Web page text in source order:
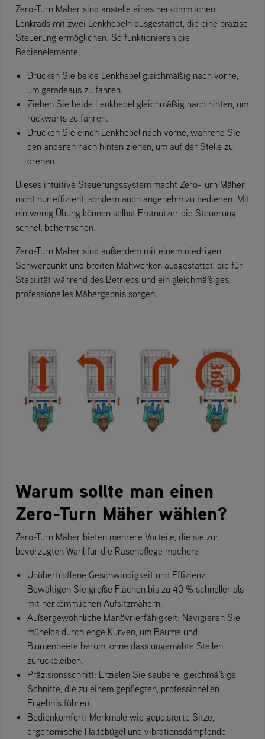
Zero-Turn Mäher sind anstelle eines herkömmlichen
Lenkrads mit zwei Lenkhebeln ausgestattet, die eine präzise
Steuerung ermöglichen. So funktionieren die
Bedienelemente:
Drücken Sie beide Lenkhebel gleichmäßig nach vorne,
um geradeaus zu fahren.
Ziehen Sie beide Lenkhebel gleichmäßig nach hinten, um
rückwärts zu fahren.
Drücken Sie einen Lenkhebel nach vorne, während Sie
den anderen nach hinten ziehen, um auf der Stelle zu
drehen.
Dieses intuitive Steuerungssystem macht Zero-Turn Mäher
nicht nur effizient, sondern auch angenehm zu bedienen. Mit
ein wenig Übung können selbst Erstnutzer die Steuerung
schnell beherrschen.
Zero-Turn Mäher sind außerdem mit einem niedrigen
Schwerpunkt und breiten Mähwerken ausgestattet, die für
Stabilität während des Betriebs und ein gleichmäßiges,
professionelles Mähergebnis sorgen.
Warum sollte man einen
Zero-Turn Mäher wählen?
Zero-Turn Mäher bieten mehrere Vorteile, die sie zur
bevorzugten Wahl für die Rasenpflege machen:
Unübertroffene Geschwindigkeit und Effizienz:
Bewältigen Sie große Flächen bis zu 40 % schneller als
mit herkömmlichen Aufsitzmähern.
Außergewöhnliche Manövrierfähigkeit: Navigieren Sie
mühelos durch enge Kurven, um Bäume und
Blumenbeete herum, ohne dass ungemähte Stellen
zurückbleiben.
Präzisionsschnitt: Erzielen Sie saubere, gleichmäßige
Schnitte, die zu einem gepflegten, professionellen
Ergebnis führen.
Bedienkomfort: Merkmale wie gepolsterte Sitze,
ergonomische Haltebügel und vibrationsdämpfende